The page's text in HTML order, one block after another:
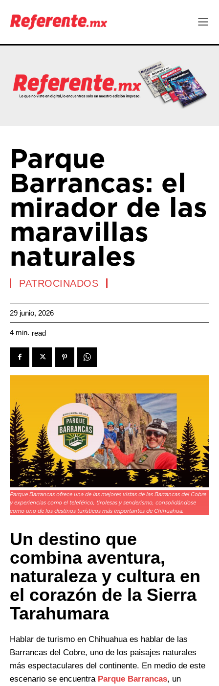
Parque
Barrancas: el
mirador de las
maravillas
naturales
PATROCINADOS
29 junio, 2026
4 min. read
Parque Barrancas ofrece una de las mejores vistas de las Barrancas del Cobre
y experiencias como el teleférico, tirolesas y senderismo, consolidándose
como uno de los destinos turísticos más importantes de Chihuahua.
Un destino que
combina aventura,
naturaleza y cultura en
el corazón de la Sierra
Tarahumara
Hablar de turismo en Chihuahua es hablar de las
Barrancas del Cobre, uno de los paisajes naturales
más espectaculares del continente. En medio de este
escenario se encuentra Parque Barrancas, un